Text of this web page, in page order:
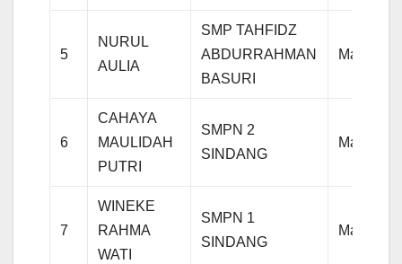
5
NURUL
AULIA
SMP TAHFIDZ
ABDURRAHMAN
BASURI
6
CAHAYA
MAULIDAH
PUTRI
SMPN 2
SINDANG
7
WINEKE
RAHMA
WATI
SMPN 1
SINDANG